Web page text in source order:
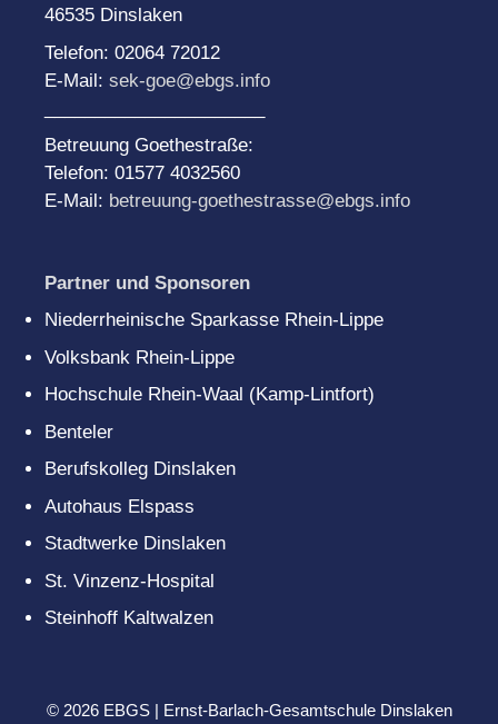
46535 Dinslaken
Telefon: 02064 72012
E-Mail: sek-goe@ebgs.info
Betreuung Goethestraße:
Telefon: 01577 4032560
E-Mail: betreuung-goethestrasse@ebgs.info
Partner und Sponsoren
Niederrheinische Sparkasse Rhein-Lippe
Volksbank Rhein-Lippe
Hochschule Rhein-Waal (Kamp-Lintfort)
Benteler
Berufskolleg Dinslaken
Autohaus Elspass
Stadtwerke Dinslaken
St. Vinzenz-Hospital
Steinhoff Kaltwalzen
© 2026 EBGS | Ernst-Barlach-Gesamtschule Dinslaken